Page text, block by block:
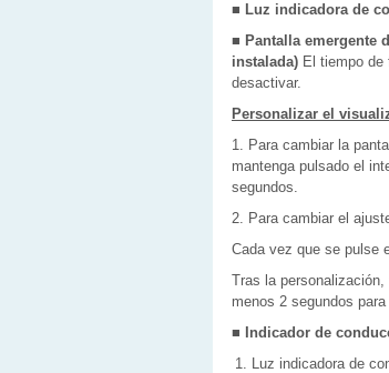
■ Luz indicadora de
■ Pantalla emergente
instalada) El tiempo
desactivar.
Personalizar el
1. Para cambiar la
mantenga pulsado el
segundos.
2. Para cambiar el
Cada vez que se pulse
Tras la
menos 2 segundos
■ Indicador de
Luz indicadora de